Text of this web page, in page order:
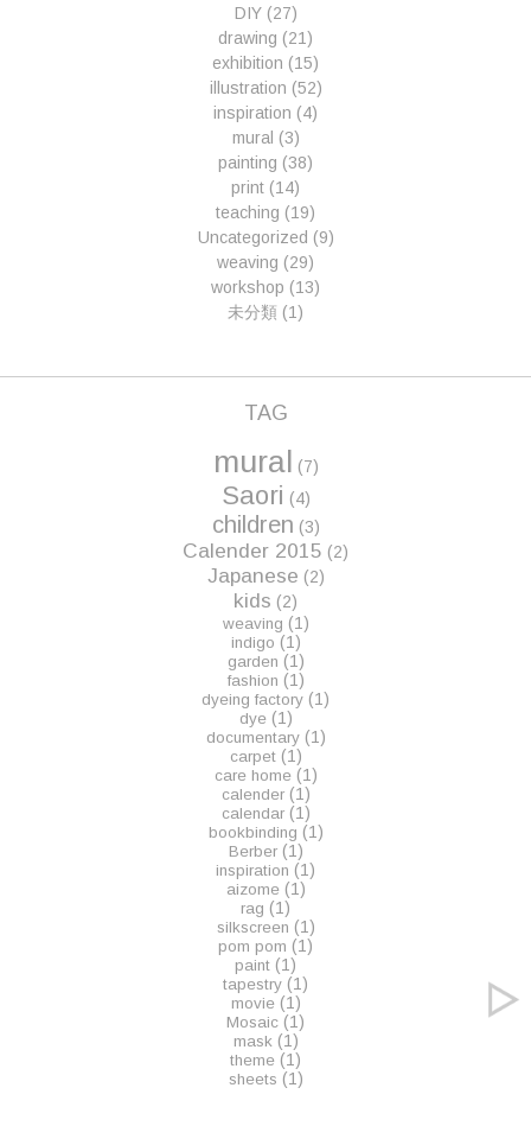
DIY(27)
drawing (21)
exhibition (15)
illustration (52)
inspiration (4)
mural (3)
painting (38)
print (14)
teaching (19)
Uncategorized (9)
weaving (29)
workshop (13)
未分類 (1)
TAG
mural (7)
Saori (4)
children (3)
Calender 2015 (2)
Japanese (2)
kids (2)
weaving (1)
indigo (1)
garden (1)
fashion (1)
dyeing factory (1)
dye(1)
documentary(1)
carpet(1)
care home(1)
calender(1)
calendar(1)
bookbinding (1)
Berber(1)
inspiration (1)
aizome(1)
rag (1)
silkscreen (1)
pom pom (1)
paint (1)
tapestry (1)
movie(1)
Mosaic (1)
mask (1)
theme (1)
sheets (1)